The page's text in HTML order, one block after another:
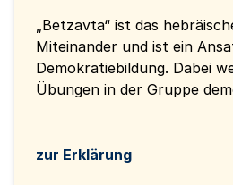
„Betzavta“ ist das
Miteinander und ist ein
Demokratiebildung. Dabei
Übungen in der Gruppe
zur Erklärung